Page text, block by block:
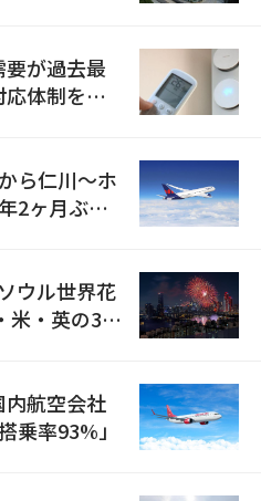
が過去最
体制を点
ら仁川〜ホ
2ヶ月ぶり
ウル世界花
・英の3カ
航空会社
乗率93%」